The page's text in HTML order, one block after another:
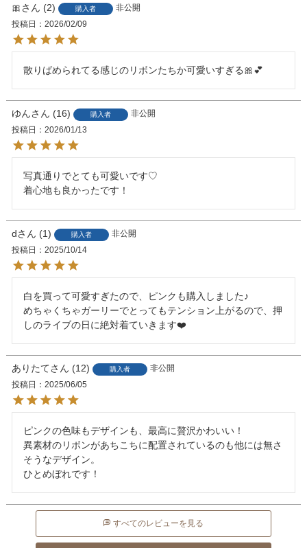
🎀 2 購入者
非公開
投稿日
2026/02/09
散りばめられてる感じのリボンたちか可愛いすぎる🎀💕
ゆん 16 購入者
非公開
投稿日
2026/01/13
写真通りでとても可愛いです♡
着心地も良かったです！
d 1 購入者
非公開
投稿日
2025/10/14
白を買って可愛すぎたので、ピンクも購入しました♪
めちゃくちゃガーリーでとってもテンション上がるので、押
しのライブの日に絶対着ていきます❤️
ありたて 12 購入者
非公開
投稿日
2025/06/05
ピンクの色味もデザインも、最高に贅沢かわいい！
異素材のリボンがあちこちに配置されているのも他には無さ
そうなデザイン。
すべてのレビューを見る